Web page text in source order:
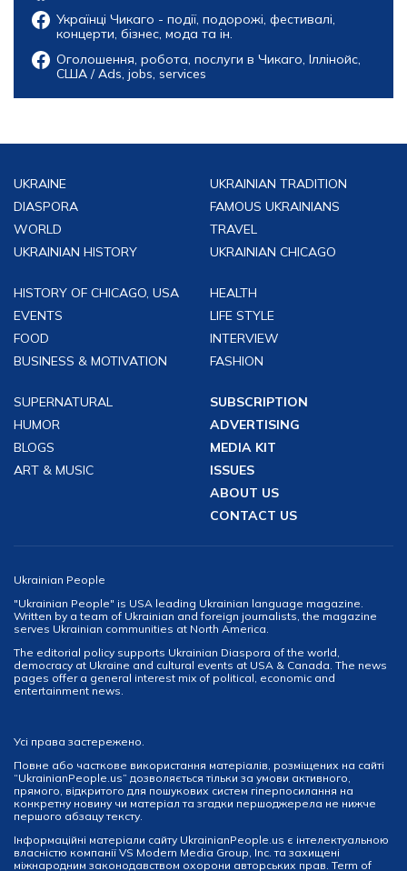
Українці Чикаго - події, подорожі, фестивалі,
концерти, бізнес, мода та ін.
Оголошення, робота, послуги в Чикаго, Іллінойс,
США / Ads, jobs, services
UKRAINE
DIASPORA
WORLD
UKRAINIAN HISTORY
UKRAINIAN TRADITION
FAMOUS UKRAINIANS
TRAVEL
UKRAINIAN CHICAGO
HISTORY OF CHICAGO, USA
EVENTS
FOOD
BUSINESS & MOTIVATION
HEALTH
LIFE STYLE
INTERVIEW
FASHION
SUPERNATURAL
HUMOR
BLOGS
ART & MUSIC
SUBSCRIPTION
ADVERTISING
MEDIA KIT
ISSUES
ABOUT US
CONTACT US
Ukrainian People
"Ukrainian People" is USA leading Ukrainian language magazine.
Written by a team of Ukrainian and foreign journalists, the magazine
serves Ukrainian communities at North America.
The editorial policy supports Ukrainian Diaspora of the world,
democracy at Ukraine and cultural events at USA & Canada. The news
pages offer a general interest mix of political, economic and
entertainment news.
Усі права застережено.
Повне або часткове використання матеріалів, розміщених на сайті
“UkrainianPeople.us” дозволяється тільки за умови активного,
прямого, відкритого для пошукових систем гіперпосилання на
конкретну новину чи матеріал та згадки першоджерела не нижче
першого абзацу тексту.
Інформаційні матеріали сайту UkrainianPeople.us є інтелектуальною
власністю компанії VS Modern Media Group, Inc. та захищені
міжнародним законодавством охорони авторських прав. Term of